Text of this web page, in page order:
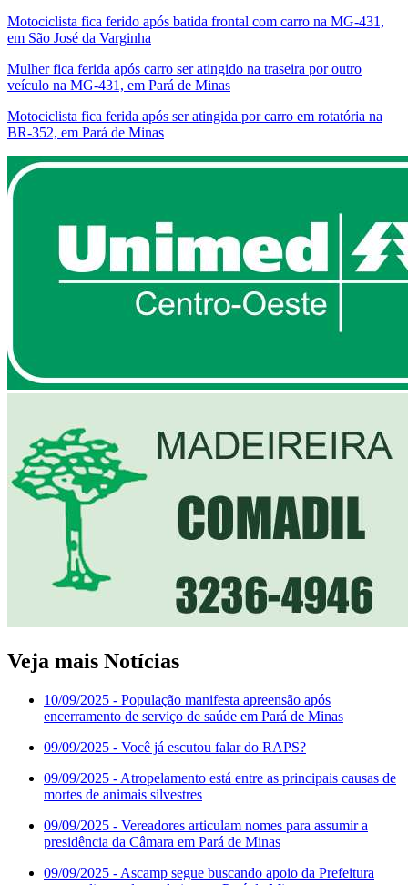
Motociclista fica ferido após batida frontal com carro na MG-431,
em São José da Varginha
Mulher fica ferida após carro ser atingido na traseira por outro
veículo na MG-431, em Pará de Minas
Motociclista fica ferida após ser atingida por carro em rotatória na
BR-352, em Pará de Minas
Veja mais Notícias
10/09/2025 - População manifesta apreensão após
encerramento de serviço de saúde em Pará de Minas
09/09/2025 - Você já escutou falar do RAPS?
09/09/2025 - Atropelamento está entre as principais causas de
mortes de animais silvestres
09/09/2025 - Vereadores articulam nomes para assumir a
presidência da Câmara em Pará de Minas
09/09/2025 - Ascamp segue buscando apoio da Prefeitura